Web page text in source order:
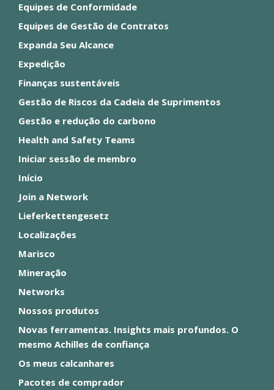
Equipes de Conformidade
Equipes de Gestão de Contratos
Expanda Seu Alcance
Expedição
Finanças sustentáveis
Gestão de Riscos da Cadeia de Suprimentos
Gestão e redução do carbono
Health and Safety Teams
Iniciar sessão de membro
Início
Join a Network
Lieferkettengesetz
Localizações
Marisco
Mineração
Networks
Nossos produtos
Novas ferramentas. Insights mais profundos. O
mesmo Achilles de confiança
Os meus calcanhares
Pacotes de comprador